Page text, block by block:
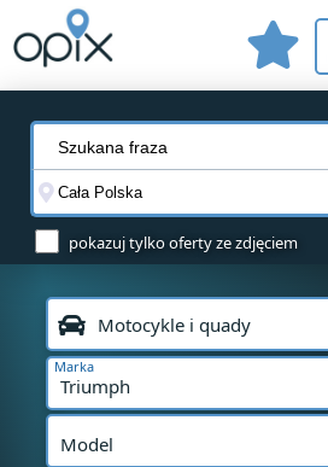
pokazuj tylko oferty ze zdjęciem
Motocykle i quady
Triumph
Marka
Model